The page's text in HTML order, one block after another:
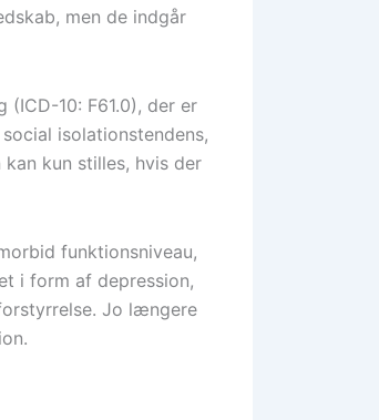
men de indgår
10: F61.0), der er
isolationstendens,
kun stilles, hvis der
funktionsniveau,
i form af depression,
Jo længere